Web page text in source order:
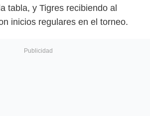
tabla, y Tigres recibiendo al
inicios regulares en el torneo.